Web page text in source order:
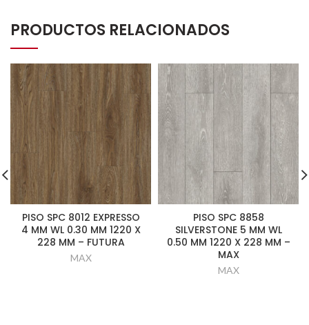
PRODUCTOS RELACIONADOS
PISO SPC 8012 EXPRESSO
4 MM WL 0.30 MM 1220 X
228 MM – FUTURA
MAX
PISO SPC 8858
SILVERSTONE 5 MM WL
0.50 MM 1220 X 228 MM –
MAX
MAX